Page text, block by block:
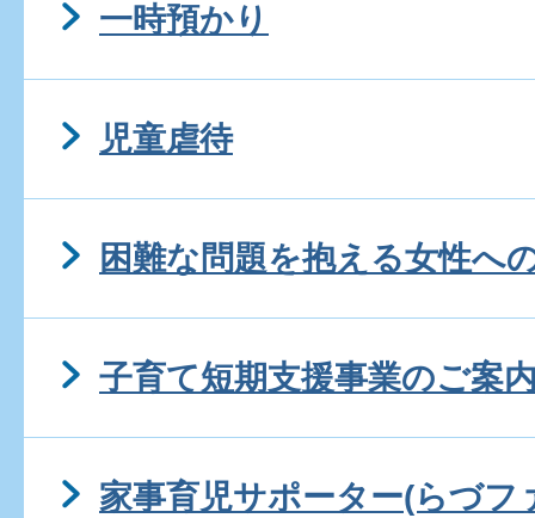
一時預かり
児童虐待
困難な問題を抱える女性へ
子育て短期支援事業のご案
家事育児サポーター(らづフ